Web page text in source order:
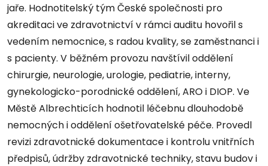
jaře. Hodnotitelský tým České společnosti pro
akreditaci ve zdravotnictví v rámci auditu hovořil s
vedením nemocnice, s radou kvality, se zaměstnanci i
s pacienty. V běžném provozu navštívil oddělení
chirurgie, neurologie, urologie, pediatrie, interny,
gynekologicko-porodnické oddělení, ARO i DIOP. Ve
Městě Albrechticích hodnotil léčebnu dlouhodobě
nemocných i oddělení ošetřovatelské péče. Provedl
revizi zdravotnické dokumentace i kontrolu vnitřních
předpisů, údržby zdravotnické techniky, stavu budov i